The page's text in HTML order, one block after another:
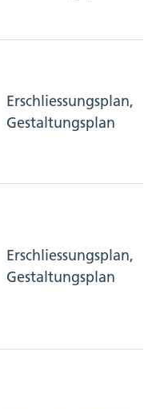
Erschliessungsplan,
Gestaltungsplan
Erschliessungsplan,
Gestaltungsplan